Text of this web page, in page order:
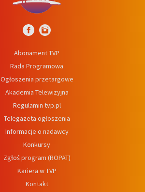
Abonament TVP
Rada Programowa
Ogłoszenia przetargowe
Akademia Telewizyjna
Regulamin tvp.pl
Telegazeta ogłoszenia
Informacje o nadawcy
Konkursy
Zgłoś program (ROPAT)
Kariera w TVP
Kontakt